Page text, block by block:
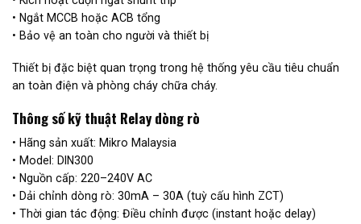
• Ngắt MCCB hoặc ACB tổng
• Bảo vệ an toàn cho người và thiết bị
Thiết bị đặc biệt quan trọng trong hệ thống yêu cầu tiêu chuẩn
an toàn điện và phòng cháy chữa cháy.
Thông số kỹ thuật Relay dòng rò
• Hãng sản xuất: Mikro Malaysia
• Model: DIN300
• Nguồn cấp: 220–240V AC
• Dải chỉnh dòng rò: 30mA – 30A (tuỳ cấu hình ZCT)
• Thời gian tác động: Điều chỉnh được (instant hoặc delay)